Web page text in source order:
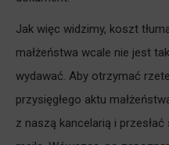
Jak więc widzimy, koszt
małżeństwa wcale nie jest
wydawać. Aby otrzymać
przysięgłego aktu
z naszą kancelarią i